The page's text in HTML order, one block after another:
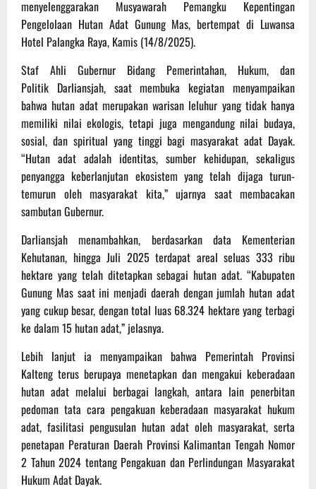
menyelenggarakan Musyawarah Pemangku Kepentingan
Pengelolaan Hutan Adat Gunung Mas, bertempat di Luwansa
Hotel Palangka Raya, Kamis (14/8/2025).
Staf Ahli Gubernur Bidang Pemerintahan, Hukum, dan
Politik Darliansjah, saat membuka kegiatan menyampaikan
bahwa hutan adat merupakan warisan leluhur yang tidak hanya
memiliki nilai ekologis, tetapi juga mengandung nilai budaya,
sosial, dan spiritual yang tinggi bagi masyarakat adat Dayak.
“Hutan adat adalah identitas, sumber kehidupan, sekaligus
penyangga keberlanjutan ekosistem yang telah dijaga turun-
temurun oleh masyarakat kita,” ujarnya saat membacakan
sambutan Gubernur.
Darliansjah menambahkan, berdasarkan data Kementerian
Kehutanan, hingga Juli 2025 terdapat areal seluas 333 ribu
hektare yang telah ditetapkan sebagai hutan adat. “Kabupaten
Gunung Mas saat ini menjadi daerah dengan jumlah hutan adat
yang cukup besar, dengan total luas 68.324 hektare yang terbagi
ke dalam 15 hutan adat,” jelasnya.
Lebih lanjut ia menyampaikan bahwa Pemerintah Provinsi
Kalteng terus berupaya menetapkan dan mengakui keberadaan
hutan adat melalui berbagai langkah, antara lain penerbitan
pedoman tata cara pengakuan keberadaan masyarakat hukum
adat, fasilitasi pengusulan hutan adat oleh masyarakat, serta
penetapan Peraturan Daerah Provinsi Kalimantan Tengah Nomor
2 Tahun 2024 tentang Pengakuan dan Perlindungan Masyarakat
Hukum Adat Dayak.